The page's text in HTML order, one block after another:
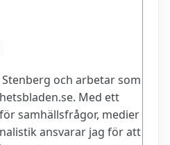
Stenberg och arbetar som
Med ett
samhällsfrågor, medier
ansvarar jag för att